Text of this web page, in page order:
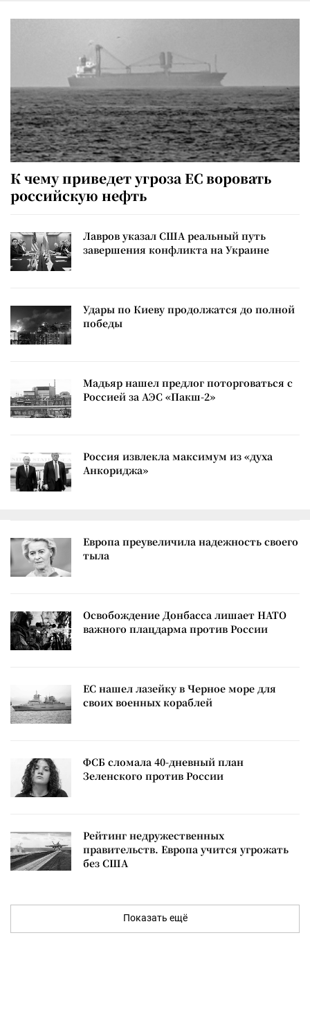
К чему приведет угроза ЕС воровать
российскую нефть
Лавров указал США реальный путь
завершения конфликта на Украине
Удары по Киеву продолжатся до полной
победы
Мадьяр нашел предлог поторговаться с
Россией за АЭС «Пакш-2»
Россия извлекла максимум из «духа
Анкориджа»
Европа преувеличила надежность своего
тыла
Освобождение Донбасса лишает НАТО
важного плацдарма против России
ЕС нашел лазейку в Черное море для
своих военных кораблей
ФСБ сломала 40-дневный план
Зеленского против России
Рейтинг недружественных
правительств. Европа учится угрожать
без США
Показать ещё